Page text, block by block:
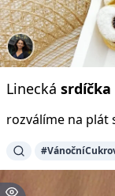
Linecká srdíčka
rozválíme na plát